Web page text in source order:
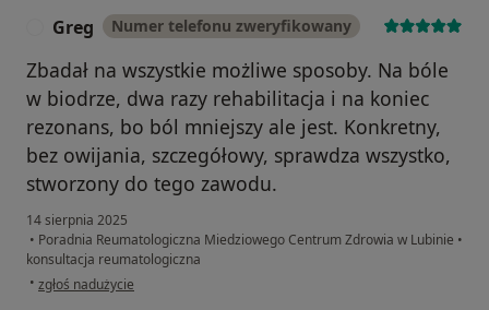
Greg Numer telefonu zweryfikowany
Zbadał na wszystkie możliwe sposoby. Na bóle
w biodrze, dwa razy rehabilitacja i na koniec
rezonans, bo ból mniejszy ale jest. Konkretny,
bez owijania, szczegółowy, sprawdza wszystko,
stworzony do tego zawodu.
14 sierpnia 2025
• Poradnia Reumatologiczna Miedziowego Centrum Zdrowia w Lubinie •
konsultacja reumatologiczna
• w opinii użytkownika Greg
zgłoś nadużycie